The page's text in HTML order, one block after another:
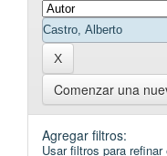
Comenzar una
Agregar filtros:
Usar filtros para